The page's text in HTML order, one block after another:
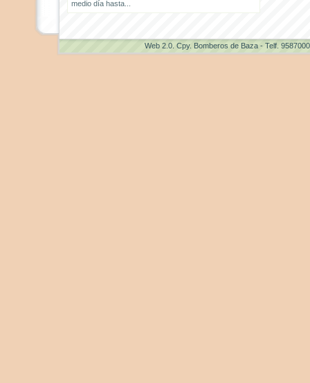
medio día hasta...
Web 2.0 . Cpy. Bomberos de Baza - Telf.